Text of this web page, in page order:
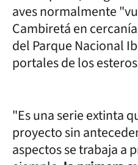
aves normalmente
Cambiretá en
del Parque Nacional
portales de los
"Es una serie extinta
proyecto sin
aspectos se trabaja a